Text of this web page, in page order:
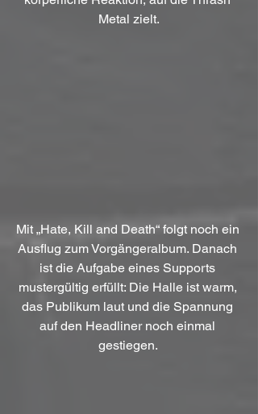
Metal zielt.
Mit „Hate, Kill and Death“ folgt noch ein
Ausflug zum Vorgängeralbum. Danach
ist die Aufgabe eines Supports
mustergültig erfüllt: Die Halle ist warm,
das Publikum laut und die Spannung
auf den Headliner noch einmal
gestiegen.